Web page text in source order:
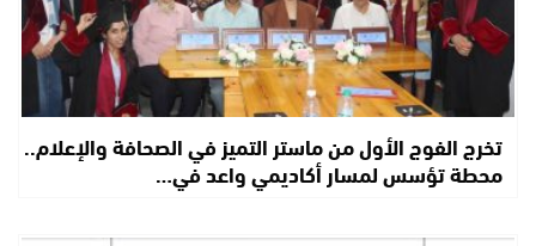
تخرج الفوج الأول من ماستر التميز في الصحافة والإعلام..
محطة تؤسس لمسار أكاديمي واعد في…